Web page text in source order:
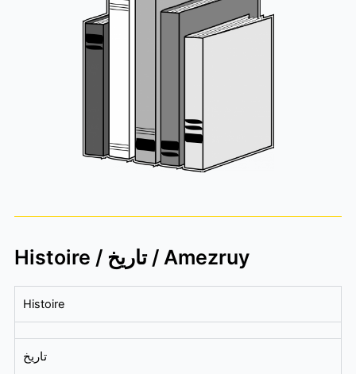
Histoire / تاريخ / Amezruy
Histoire
تاريخ